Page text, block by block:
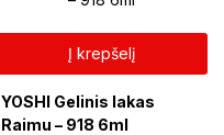
Į krepšelį
YOSHI Gelinis lakas
Raimu – 918 6ml